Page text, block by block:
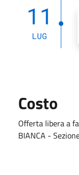
11
LUG
Costo
Offerta libera a
BIANCA -